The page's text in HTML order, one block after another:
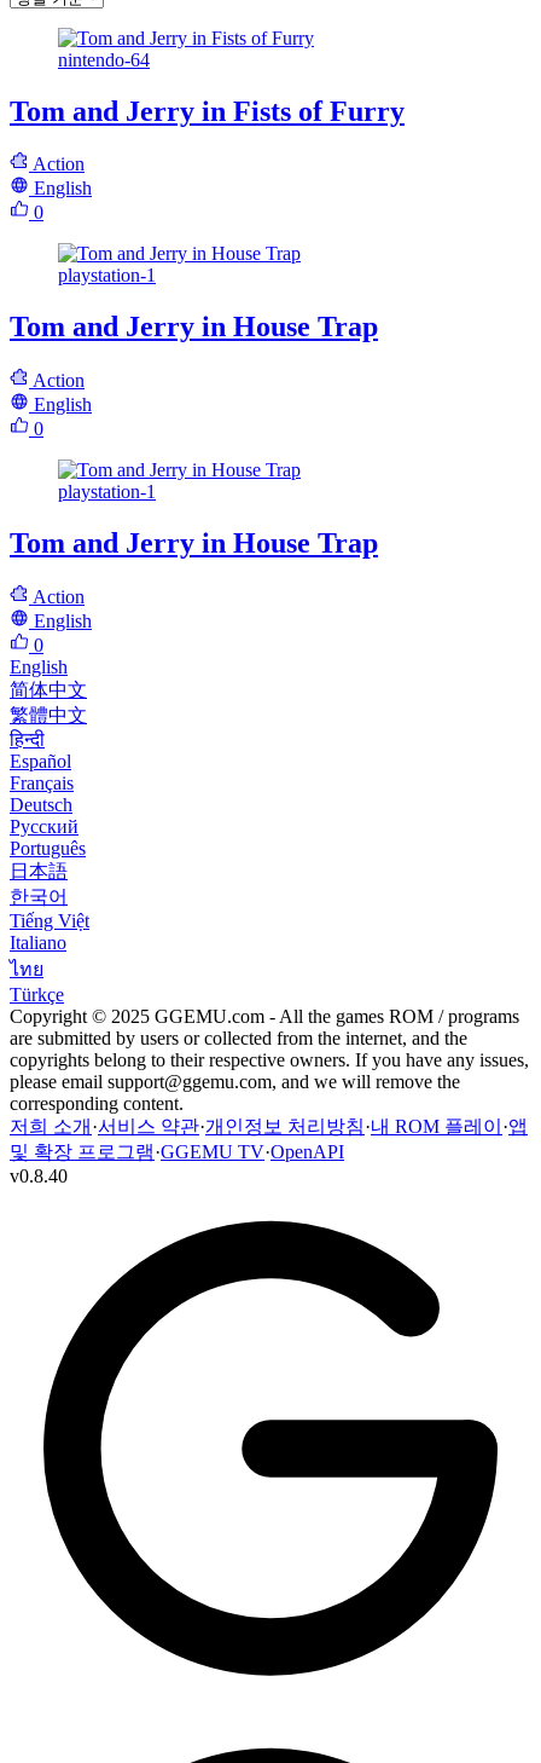
nintendo-64
Tom and Jerry in Fists of Furry
Action
English
0
playstation-1
Tom and Jerry in House Trap
Action
English
0
playstation-1
Tom and Jerry in House Trap
Action
English
0
English
简体中文
繁體中文
हिन्दी
Español
Français
Deutsch
Русский
Português
日本語
한국어
Tiếng Việt
Italiano
ไทย
Türkçe
Copyright © 2025 GGEMU.com - All the games ROM / programs
are submitted by users or collected from the internet, and the
copyrights belong to their respective owners. If you have any issues,
please email support@ggemu.com, and we will remove the
corresponding content.
저희 소개 ·서비스 약관·개인정보 처리방침·내 ROM 플레이 ·앱
및 확장 프로그램·GGEMU TV·OpenAPI
v0.8.40